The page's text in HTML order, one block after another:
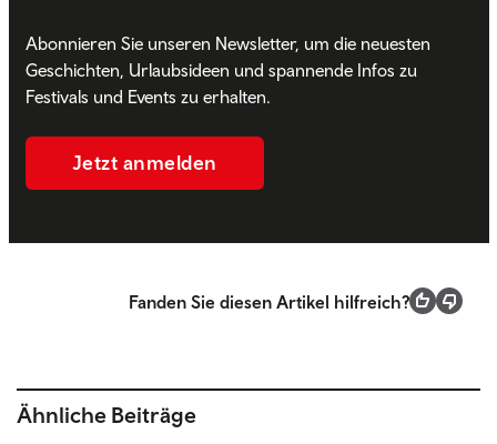
Abonnieren Sie unseren Newsletter, um die neuesten
Geschichten, Urlaubsideen und spannende Infos zu
Festivals und Events zu erhalten.
Jetzt anmelden
Fanden Sie diesen Artikel hilfreich?
Ähnliche Beiträge